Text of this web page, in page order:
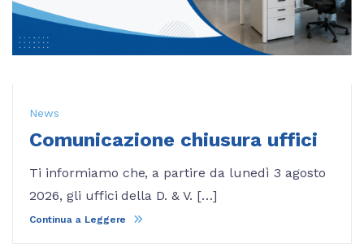
News
Comunicazione chiusura uffici
Ti informiamo che, a partire da lunedì 3 agosto
2026, gli uffici della D. & V. […]
Continua a Leggere